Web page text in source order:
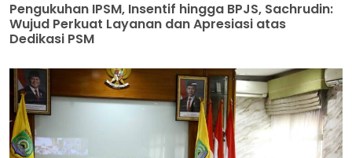
Pengukuhan IPSM, Insentif hingga BPJS, Sachrudin:
Wujud Perkuat Layanan dan Apresiasi atas
Dedikasi PSM